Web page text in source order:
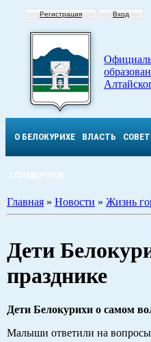
Регистрация Вход
О БЕЛОКУРИХЕ ВЛАСТЬ
СПРАВОЧНОЕ
Главная » Новости » Жизнь
Дети
празднике
Дети Белокурихи о самом
Малыши ответили на